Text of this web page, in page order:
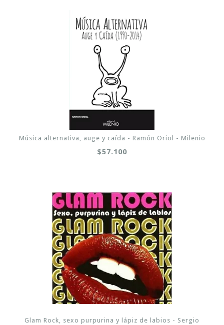
Música alternativa, auge y caída - Ramón Oriol - Milenio
$57.100
Glam Rock, sexo purpurina y lápiz de labios - Sergio